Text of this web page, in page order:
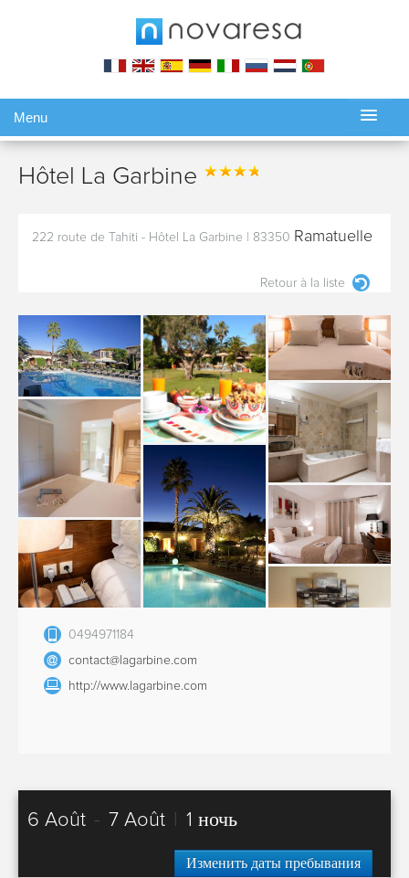
Menu
Hôtel La Garbine
222 route de Tahiti - Hôtel La Garbine 83350 Ramatuelle
Retour à la liste
0494971184
contact@lagarbine.com
http://www.lagarbine.com
6 Août - 7 Août 1 ночь
Изменить даты пребывания